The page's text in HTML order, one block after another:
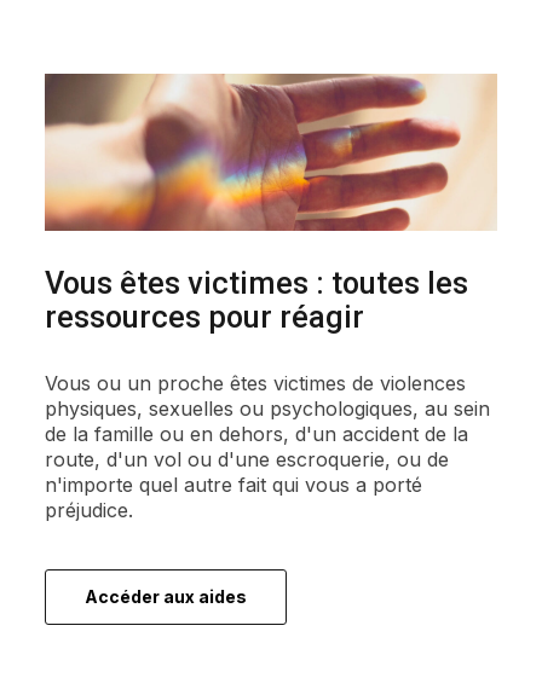
Vous êtes victimes : toutes les
ressources pour réagir
Vous ou un proche êtes victimes de violences
physiques, sexuelles ou psychologiques, au sein
de la famille ou en dehors, d'un accident de la
route, d'un vol ou d'une escroquerie, ou de
n'importe quel autre fait qui vous a porté
préjudice.
Accéder aux aides